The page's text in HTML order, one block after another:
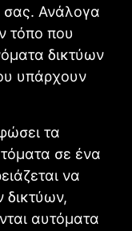
σας. Ανάλογα
τόπο που
δικτύων
υπάρχουν
τα
σε ένα
να
δικτύων,
αυτόματα